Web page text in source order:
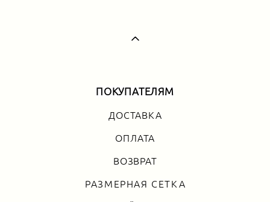
ПОКУПАТЕЛЯМ
ДОСТАВКА
ОПЛАТА
ВОЗВРАТ
РАЗМЕРНАЯ СЕТКА